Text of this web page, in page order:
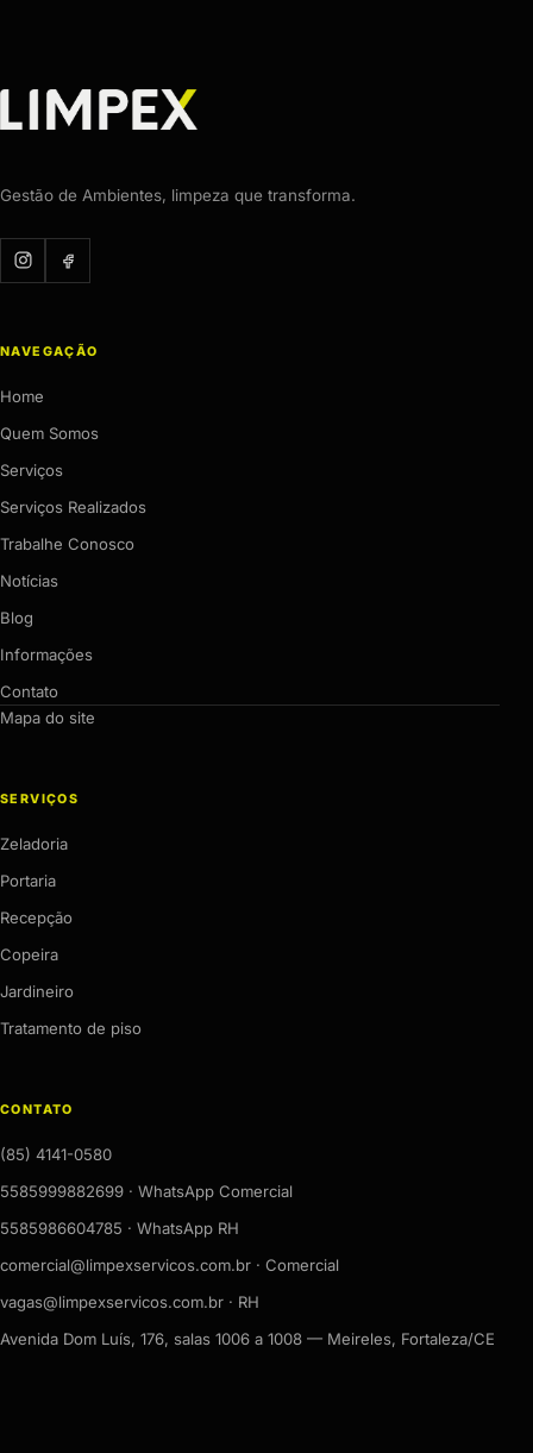
Gestão de Ambientes, limpeza que transforma.
NAVEGAÇÃO
Home
Quem Somos
Serviços
Serviços Realizados
Trabalhe Conosco
Notícias
Blog
Informações
Contato
Mapa do site
SERVIÇOS
Zeladoria
Portaria
Recepção
Copeira
Jardineiro
Tratamento de piso
CONTATO
(85) 4141-0580
5585999882699 · WhatsApp Comercial
5585986604785 · WhatsApp RH
comercial@limpexservicos.com.br · Comercial
vagas@limpexservicos.com.br · RH
Avenida Dom Luís, 176, salas 1006 a 1008 — Meireles, Fortaleza/CE